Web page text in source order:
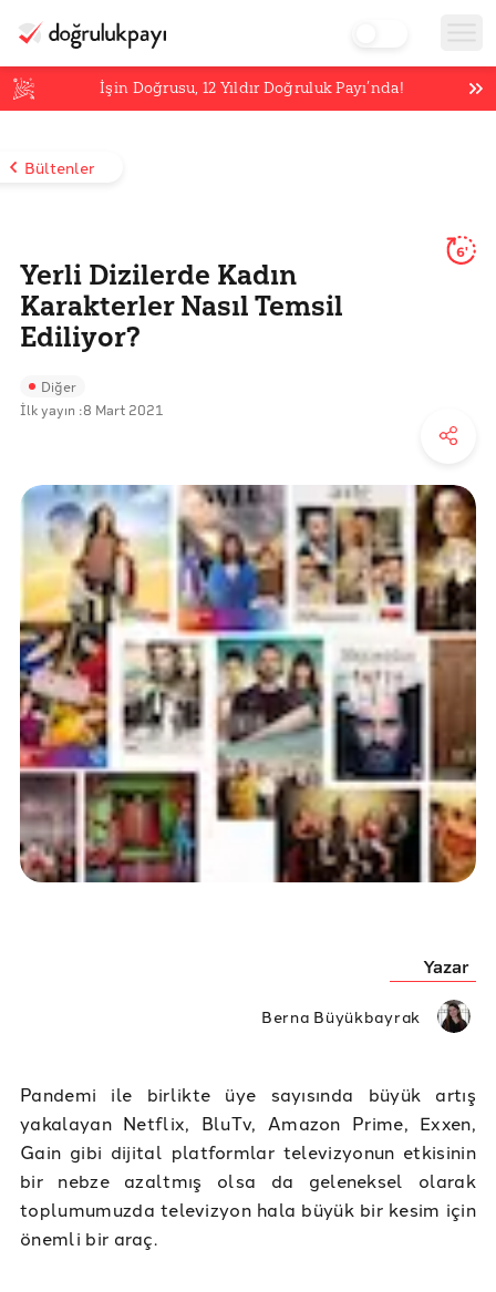
İşin Doğrusu,12 Yıldır Doğruluk Payı’nda!
Bültenler
Yerli Dizilerde Kadın
Karakterler Nasıl Temsil
Ediliyor?
6'
Diğer
İlk yayın :8 Mart 2021
Yazar
Berna Büyükbayrak
Pandemi ile birlikte üye sayısında büyük artış
yakalayan Netflix, BluTv, Amazon Prime, Exxen,
Gain gibi dijital platformlar televizyonun etkisinin
bir nebze azaltmış olsa da geleneksel olarak
toplumumuzda televizyon hala büyük bir kesim için
önemli bir araç.